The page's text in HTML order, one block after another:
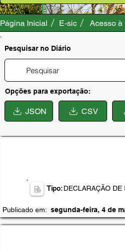
Página Inicial E-sic Acesso à
Pesquisar no Diário
Opções para exportação:
JSON CSV
Tipo:DECLARAÇÃO DE
Publicado em: segunda-feira, 4 de